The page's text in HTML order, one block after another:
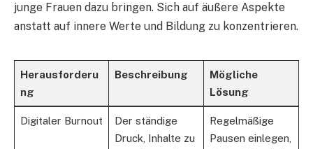
junge Frauen dazu bringen. Sich auf äußere Aspekte
anstatt auf innere Werte und Bildung zu konzentrieren.
Herausforderu
ng
Beschreibung
Mögliche
Lösung
Digitaler Burnout
Der ständige
Druck, Inhalte zu
Regelmäßige
Pausen einlegen,